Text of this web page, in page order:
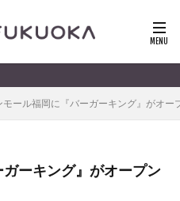
モール福岡に『バーガーキング』がオー
ーキング』がオープン